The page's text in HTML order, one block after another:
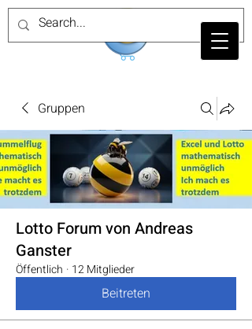
Gruppen
Lotto Forum von Andreas
Ganster
Öffentlich · 12 Mitglieder
Beitreten